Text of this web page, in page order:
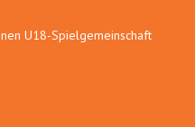
U18-Spielgemeinschaft